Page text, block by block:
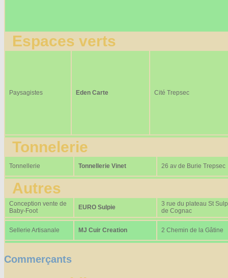
Espaces verts
Paysagistes Eden Carte Cité Trepsec
Tonnelerie
Tonnellerie Tonnellerie Vinet 26 av de Burie Trepsec
Autres
Conception vente de
Baby-Foot
EURO Sulpie
3 rue du plateau St
de Cognac
Sellerie Artisanale MJ Cuir Creation 2 Chemin de la Gâtine
Commerçants